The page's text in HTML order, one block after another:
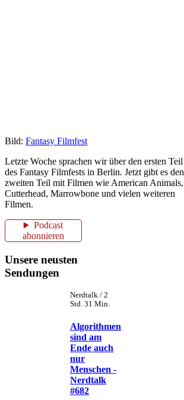
Bild: Fantasy Filmfest
Letzte Woche sprachen wir über den ersten Teil
des Fantasy Filmfests in Berlin. Jetzt gibt es den
zweiten Teil mit Filmen wie American Animals,
Cutterhead, Marrowbone und vielen weiteren
Filmen.
Podcast
abonnieren
Unsere neusten
Sendungen
Nerdtalk / 2
Std. 31 Min.
Algorithmen
sind am
Ende auch
nur
Menschen -
Nerdtalk
#682